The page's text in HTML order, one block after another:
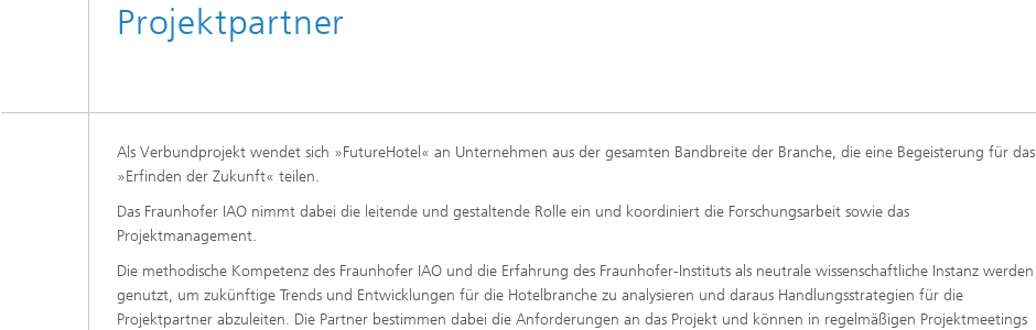
Projektpartner
Als Verbundprojekt wendet sich »FutureHotel« an Unternehmen aus der gesamten Bandbreite der Branche, die eine Begeisterung für das
»Erfinden der Zukunft« teilen.
Das Fraunhofer IAO nimmt dabei die leitende und gestaltende Rolle ein und koordiniert die Forschungsarbeit sowie das
Projektmanagement.
Die methodische Kompetenz des Fraunhofer IAO und die Erfahrung des Fraunhofer-Instituts als neutrale wissenschaftliche Instanz werden
genutzt, um zukünftige Trends und Entwicklungen für die Hotelbranche zu analysieren und daraus Handlungsstrategien für die
Projektpartner abzuleiten. Die Partner bestimmen dabei die Anforderungen an das Projekt und können in regelmäßigen Projektmeetings